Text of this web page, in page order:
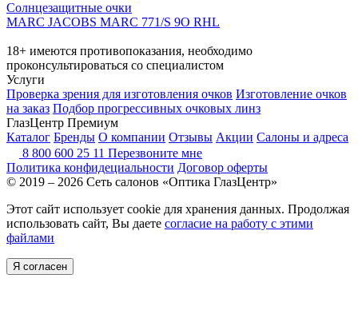
Солнцезащитные очки
MARC JACOBS MARC 771/S 9O RHL
18+ имеются противопоказания, необходимо
проконсультироваться со специалистом
Услуги
Проверка зрения для изготовления очков Изготовление очков
на заказ Подбор прогрессивных очковых линз
ГлазЦентр Премиум
Каталог Бренды О компании Отзывы Акции Салоны и адреса
8 800 600 25 11 Перезвоните мне
Политика конфидециальности Договор оферты
© 2019 – 2026 Сеть салонов «Оптика ГлазЦентр»
Этот сайт использует cookie для хранения данных. Продолжая
использовать сайт, Вы даете согласие на работу с этими
файлами
Я согласен